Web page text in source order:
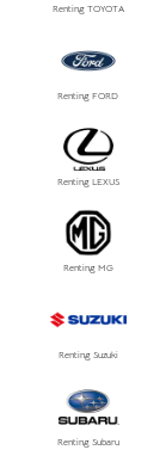
Renting TOYOTA
Renting FORD
Renting LEXUS
Renting MG
Renting Suzuki
Renting Subaru